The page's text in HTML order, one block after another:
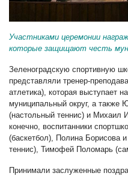
Участниками церемонии
которые защищают честь
Зеленоградскую спортивную
представляли тренер-
атлетика), которая выступает
муниципальный округ, а также
(настольный теннис) и Михаил
конечно, воспитанники
(баскетбол), Полина Борисова
теннис), Тимофей Поломарь
Принимали заслуженные